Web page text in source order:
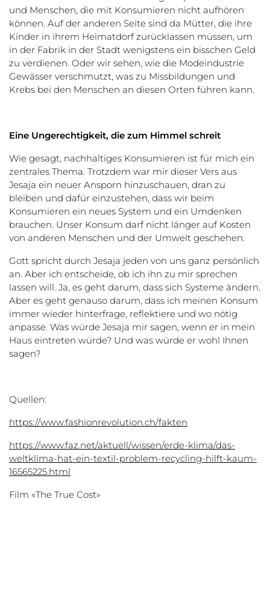
und Menschen, die mit Konsumieren nicht aufhören
können. Auf der anderen Seite sind da Mütter, die ihre
Kinder in ihrem Heimatdorf zurücklassen müssen, um
in der Fabrik in der Stadt wenigstens ein bisschen Geld
zu verdienen. Oder wir sehen, wie die Modeindustrie
Gewässer verschmutzt, was zu Missbildungen und
Krebs bei den Menschen an diesen Orten führen kann.
Eine Ungerechtigkeit, die zum Himmel schreit
Wie gesagt, nachhaltiges Konsumieren ist für mich ein
zentrales Thema. Trotzdem war mir dieser Vers aus
Jesaja ein neuer Ansporn hinzuschauen, dran zu
bleiben und dafür einzustehen, dass wir beim
Konsumieren ein neues System und ein Umdenken
brauchen. Unser Konsum darf nicht länger auf Kosten
von anderen Menschen und der Umwelt geschehen.
Gott spricht durch Jesaja jeden von uns ganz persönlich
an. Aber ich entscheide, ob ich ihn zu mir sprechen
lassen will. Ja, es geht darum, dass sich Systeme ändern.
Aber es geht genauso darum, dass ich meinen Konsum
immer wieder hinterfrage, reflektiere und wo nötig
anpasse. Was würde Jesaja mir sagen, wenn er in mein
Haus eintreten würde? Und was würde er wohl Ihnen
sagen?
Quellen:
https://www.fashionrevolution.ch/fakten
https://www.faz.net/aktuell/wissen/erde-klima/das-
weltklima-hat-ein-textil-problem-recycling-hilft-kaum-
16565225.html
Film «The True Cost»